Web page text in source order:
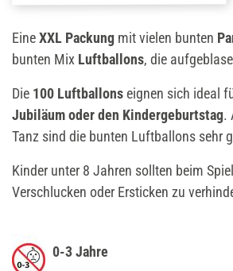
EineXXL Packung mit vielen bunten
bunten Mix Luftballons, die
Die 100 Luftballons eignen sich ideal
Jubiläum oder den Kindergeburtstag.
Tanz sind die bunten Luftballons sehr
Kinder unter 8 Jahren sollten beim
Verschlucken oder Ersticken zu
0-3 Jahre